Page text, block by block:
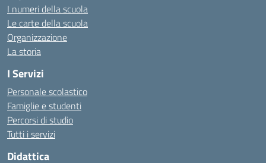
I numeri della scuola
Le carte della scuola
Organizzazione
La storia
I Servizi
Personale scolastico
Famiglie e studenti
Percorsi di studio
Tutti i servizi
Didattica